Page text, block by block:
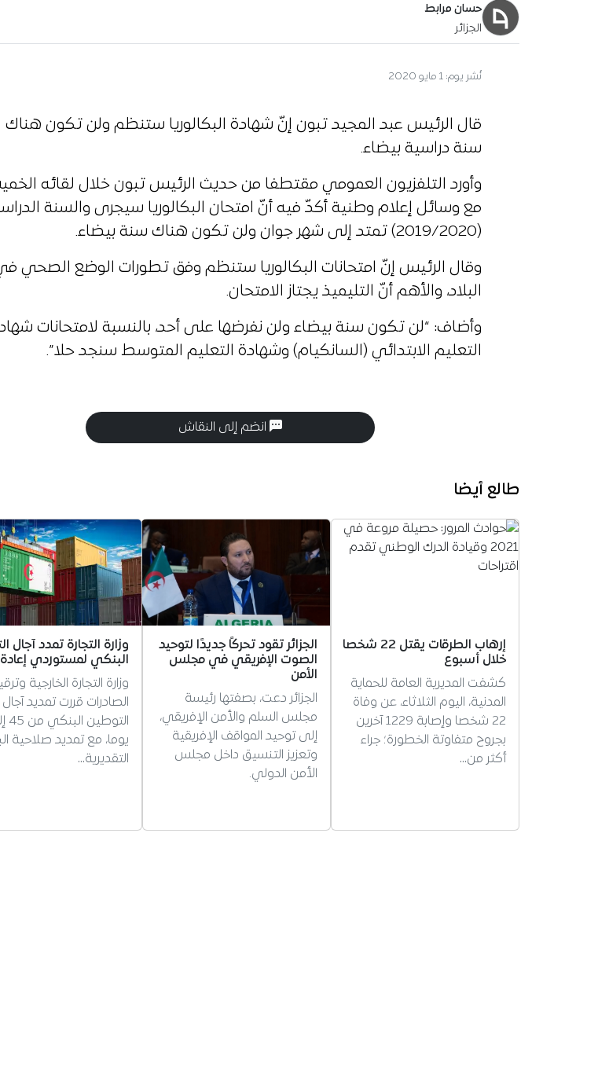
حسان مرابط
الجزائر
نُشر يوم: 1 مايو 2020
قال الرئيس عبد المجيد تبون إنّ شهادة البكالوريا ستنظم ولن تكون هناك
سنة دراسية بيضاء.
وأورد التلفزيون العمومي مقتطفا من حديث الرئيس تبون خلال لقائه
مع وسائل إعلام وطنية أكدّ فيه أنّ امتحان البكالوريا سيجرى والسنة
(2019/2020) تمتد إلى شهر جوان ولن تكون هناك سنة بيضاء.
وقال الرئيس إنّ امتحانات البكالوريا ستنظم وفق تطورات الوضع الصحي
البلاد، والأهم أنّ التليميذ يجتاز الامتحان.
وأضاف: “لن تكون سنة بيضاء ولن نفرضها على أحد، بالنسبة لامتحانات
التعليم الابتدائي (السانكيام) وشهادة التعليم المتوسط سنجد حلا”.
انضم إلى النقاش
طالع أيضا
إرهاب الطرقات يقتل 22 شخصا
خلال أسبوع
كشفت المديرية العامة للحماية
المدنية، اليوم الثلاثاء، عن وفاة
22 شخصا وإصابة 1229 آخرين
بجروح متفاوتة الخطورة؛ جراء
أكثر من…
الجزائر تقود تحركًا جديدًا لتوحيد
الصوت الإفريقي في مجلس
الأمن
الجزائر دعت، بصفتها رئيسة
مجلس السلم والأمن الإفريقي،
إلى توحيد المواقف الإفريقية
وتعزيز التنسيق داخل مجلس
الأمن الدولي.
وزارة التجارة تمدد آجال
البنكي لمستوردي إعادة
وزارة التجارة الخارجية
الصادرات قررت تمديد آجال
يوما، مع تمديد صلاحية
التقديرية…